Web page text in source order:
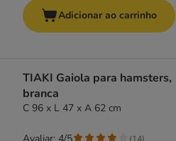
Adicionar ao carrinho
TIAKI Gaiola para hamsters,
branca
C 96 x L 47 x A 62 cm
(14)